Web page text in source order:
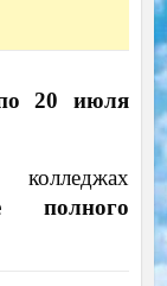
20 июля
полного